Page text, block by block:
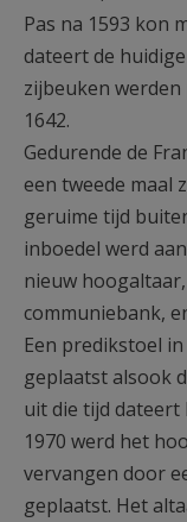
Pas na 1593 kon
dateert de
zijbeuken
1642.
Gedurende de
een tweede maal
geruime tijd
inboedel werd
nieuw
communiebank,
Een predikstoel
geplaatst alsook
uit die tijd dateert
1970 werd het
vervangen door
geplaatst. Het